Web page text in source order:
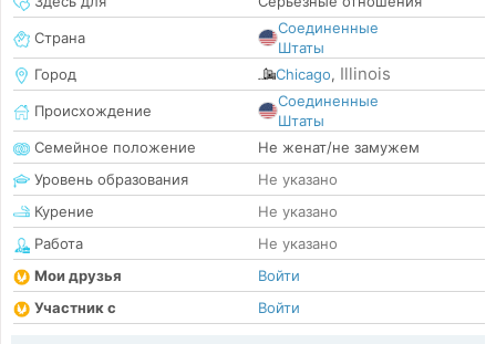
Страна
Соединенные
Штаты
Город
Chicago, Illinois
Происхождение
Соединенные
Штаты
Семейное положение
Не женат/не замужем
Уровень образования
Не указано
Курение
Не указано
Работа
Не указано
Мои друзья
Войти
Участник с
Войти